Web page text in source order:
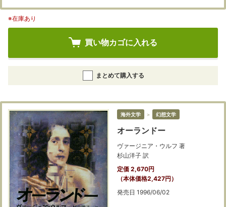
※在庫あり
買い物カゴに入れる
まとめて購入する
海外文学 ＞ 幻想文学
オーランドー
ヴァージニア・ウルフ 著
杉山洋子 訳
定価 2,670円
（本体価格2,427円）
発売日 1996/06/02